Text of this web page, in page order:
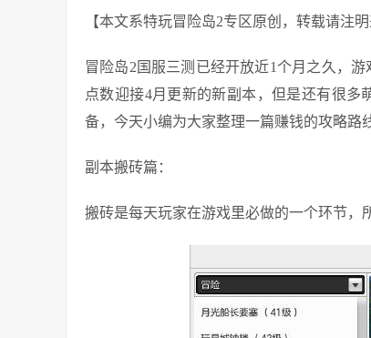
【本文系特玩冒险岛2专区原创，转载请注明
冒险岛2国服三测已经开放近1个月之久，
点数迎接4月更新的新副本，但是还有很
备，今天小编为大家整理一篇赚钱的攻略路
副本搬砖篇：
搬砖是每天玩家在游戏里必做的一个环节，